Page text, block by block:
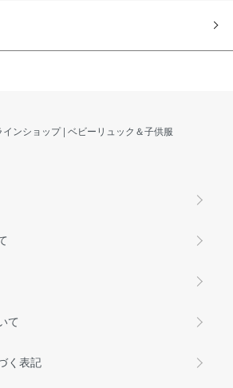
ンショップ | ベビーリュック＆子供服
て
く表記